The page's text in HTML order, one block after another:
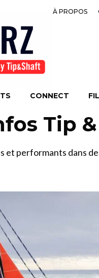
À PROPOS
CONNECT
Tip
et performants dans